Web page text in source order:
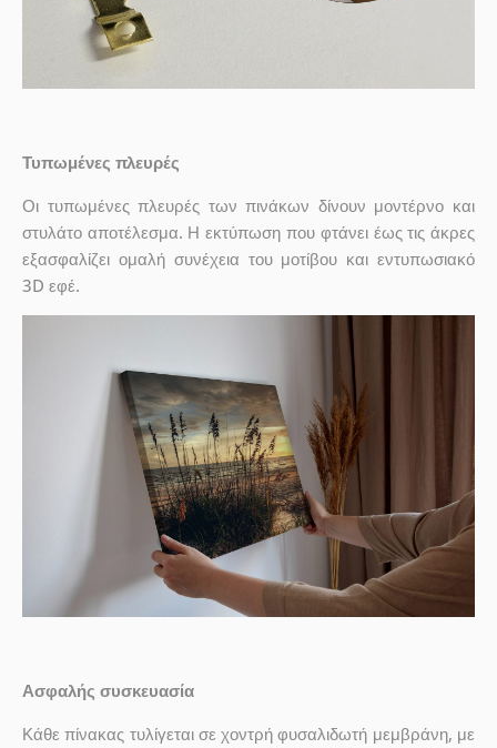
Τυπωμένες πλευρές
Οι τυπωμένες πλευρές των πινάκων δίνουν μοντέρνο και
στυλάτο αποτέλεσμα. Η εκτύπωση που φτάνει έως τις άκρες
εξασφαλίζει ομαλή συνέχεια του μοτίβου και εντυπωσιακό
3D εφέ.
Ασφαλής συσκευασία
Κάθε πίνακας τυλίγεται σε χοντρή φυσαλιδωτή μεμβράνη, με